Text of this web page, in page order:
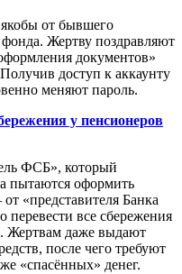
от бывшего
Жертву поздравляют
документов»
доступ к аккаунту
меняют пароль.
у пенсионеров
ФСБ», который
пытаются оформить
«представителя Банка
перевести все сбережения
Жертвам даже выдают
после чего требуют
«спасённых» денег.